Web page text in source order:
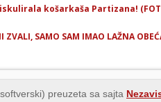
iskulirala košarkaša Partizana!
ZVALI, SAMO SAM IMAO LAŽNA
preuzeta sa sajta